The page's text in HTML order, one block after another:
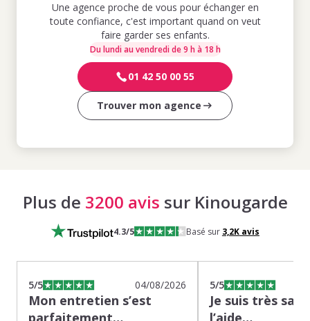
Une agence proche de vous pour échanger en
toute confiance, c'est important quand on veut
faire garder ses enfants.
Du lundi au vendredi de 9 h à 18 h
01 42 50 00 55
Trouver mon agence
Plus de 3200 avis sur Kinougarde
4.3/5 Basé sur 3,2Kavis
5/5 04/08/2026
Mon entretien s’est
parfaitement…
5/5
Je suis très
l’aide…